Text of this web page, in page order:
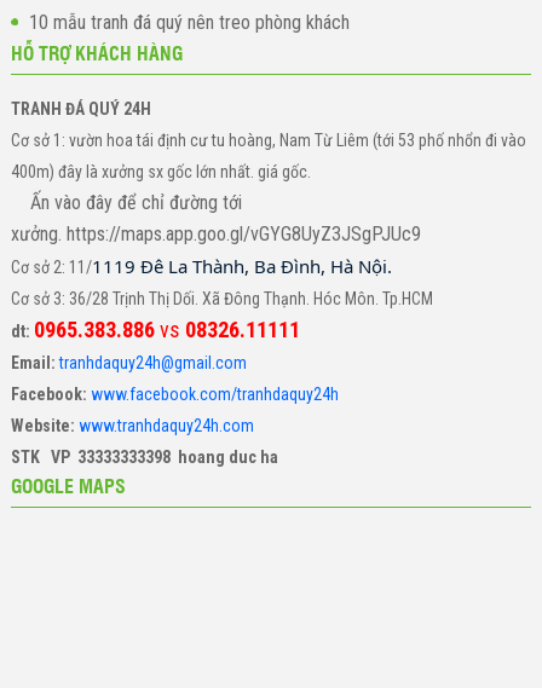
10 mẫu tranh đá quý nên treo phòng khách
HỖ TRỢ KHÁCH HÀNG
TRANH ĐÁ QUÝ 24H
Cơ sở 1: vườn hoa tái định cư tu hoàng, Nam Từ Liêm (tới 53 phố nhổn đi vào
400m) đây là xưởng sx gốc lớn nhất. giá gốc.
Ấn vào đây để chỉ đường tới
xưởng. https://maps.app.goo.gl/vGYG8UyZ3JSgPJUc9
Cơ sở 2: 11/1119 Đê La Thành, Ba Đình, Hà Nội.
Cơ sở 3: 36/28 Trịnh Thị Dối. Xã Đông Thạnh. Hóc Môn. Tp.HCM
dt: 0965.383.886vs 08326.11111
Email: tranhdaquy24h@gmail.com
Facebook: www.facebook.com/tranhdaquy24h
Website: www.tranhdaquy24h.com
STK VP 33333333398 hoang duc ha
GOOGLE MAPS